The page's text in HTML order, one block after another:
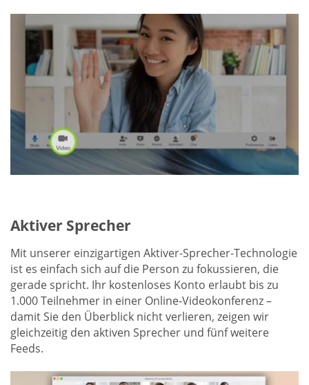
Aktiver Sprecher
Mit unserer einzigartigen Aktiver-Sprecher-Technologie
ist es einfach sich auf die Person zu fokussieren, die
gerade spricht. Ihr kostenloses Konto erlaubt bis zu
1.000 Teilnehmer in einer Online-Videokonferenz –
damit Sie den Überblick nicht verlieren, zeigen wir
gleichzeitig den aktiven Sprecher und fünf weitere
Feeds.